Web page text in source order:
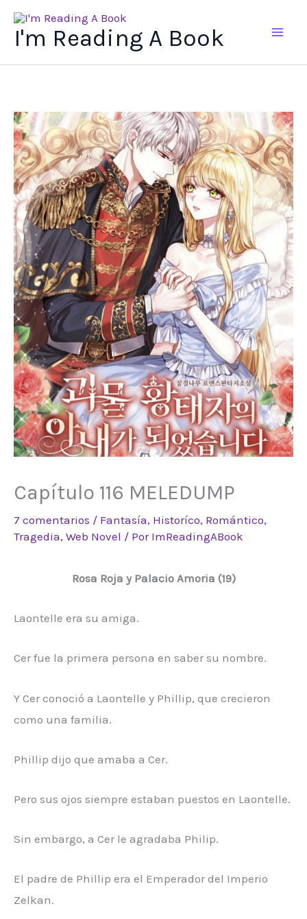
I'm Reading A Book
Capítulo 116 MELEDUMP
7 comentarios / Fantasía, Historíco, Romántico,
Tragedia, Web Novel / Por ImReadingABook
Rosa Roja y Palacio Amoria (19)
Laontelle era su amiga.
Cer fue la primera persona en saber su nombre.
Y Cer conoció a Laontelle y Phillip, que crecieron
como una familia.
Phillip dijo que amaba a Cer.
Pero sus ojos siempre estaban puestos en Laontelle.
Sin embargo, a Cer le agradaba Philip.
El padre de Phillip era el Emperador del Imperio
Zelkan.